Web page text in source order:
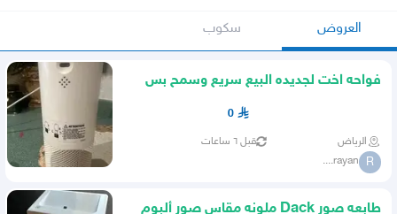
العروض سكوب
فواحه اخت لجديده البيع سريع وسمح بس
0
الرياض قبل ٦ ساعات
R
rayan....
طابعه صور Dack ملونه مقاس صور ألبوم